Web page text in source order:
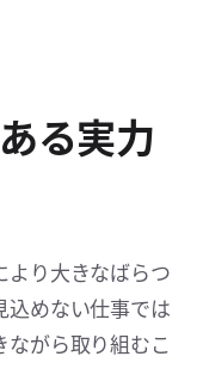
る実力
より大きなばらつ
込めない仕事では
ながら取り組むこ